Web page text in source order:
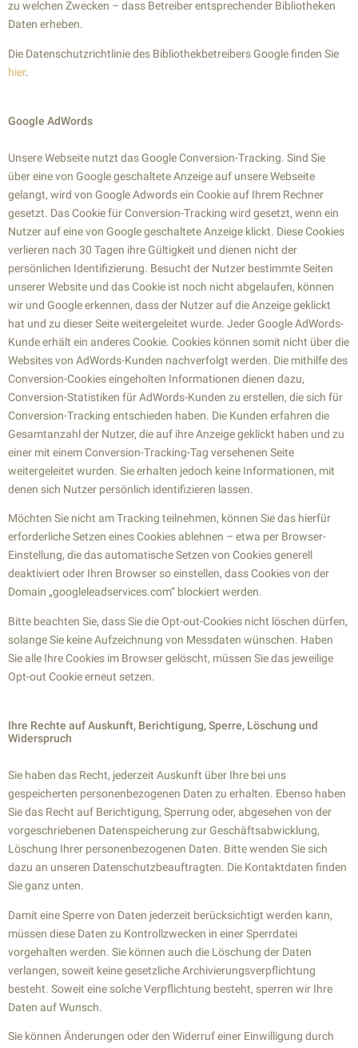
zu welchen Zwecken – dass Betreiber entsprechender Bibliotheken
Daten erheben.
Die Datenschutzrichtlinie des Bibliothekbetreibers Google finden Sie
hier.
Google AdWords
Unsere Webseite nutzt das Google Conversion-Tracking. Sind Sie
über eine von Google geschaltete Anzeige auf unsere Webseite
gelangt, wird von Google Adwords ein Cookie auf Ihrem Rechner
gesetzt. Das Cookie für Conversion-Tracking wird gesetzt, wenn ein
Nutzer auf eine von Google geschaltete Anzeige klickt. Diese Cookies
verlieren nach 30 Tagen ihre Gültigkeit und dienen nicht der
persönlichen Identifizierung. Besucht der Nutzer bestimmte Seiten
unserer Website und das Cookie ist noch nicht abgelaufen, können
wir und Google erkennen, dass der Nutzer auf die Anzeige geklickt
hat und zu dieser Seite weitergeleitet wurde. Jeder Google AdWords-
Kunde erhält ein anderes Cookie. Cookies können somit nicht über die
Websites von AdWords-Kunden nachverfolgt werden. Die mithilfe des
Conversion-Cookies eingeholten Informationen dienen dazu,
Conversion-Statistiken für AdWords-Kunden zu erstellen, die sich für
Conversion-Tracking entschieden haben. Die Kunden erfahren die
Gesamtanzahl der Nutzer, die auf ihre Anzeige geklickt haben und zu
einer mit einem Conversion-Tracking-Tag versehenen Seite
weitergeleitet wurden. Sie erhalten jedoch keine Informationen, mit
denen sich Nutzer persönlich identifizieren lassen.
Möchten Sie nicht am Tracking teilnehmen, können Sie das hierfür
erforderliche Setzen eines Cookies ablehnen – etwa per Browser-
Einstellung, die das automatische Setzen von Cookies generell
deaktiviert oder Ihren Browser so einstellen, dass Cookies von der
Domain „googleleadservices.com“ blockiert werden.
Bitte beachten Sie, dass Sie die Opt-out-Cookies nicht löschen dürfen,
solange Sie keine Aufzeichnung von Messdaten wünschen. Haben
Sie alle Ihre Cookies im Browser gelöscht, müssen Sie das jeweilige
Opt-out Cookie erneut setzen.
Ihre Rechte auf Auskunft, Berichtigung, Sperre, Löschung und
Widerspruch
Sie haben das Recht, jederzeit Auskunft über Ihre bei uns
gespeicherten personenbezogenen Daten zu erhalten. Ebenso haben
Sie das Recht auf Berichtigung, Sperrung oder, abgesehen von der
vorgeschriebenen Datenspeicherung zur Geschäftsabwicklung,
Löschung Ihrer personenbezogenen Daten. Bitte wenden Sie sich
dazu an unseren Datenschutzbeauftragten. Die Kontaktdaten finden
Sie ganz unten.
Damit eine Sperre von Daten jederzeit berücksichtigt werden kann,
müssen diese Daten zu Kontrollzwecken in einer Sperrdatei
vorgehalten werden. Sie können auch die Löschung der Daten
verlangen, soweit keine gesetzliche Archivierungsverpflichtung
besteht. Soweit eine solche Verpflichtung besteht, sperren wir Ihre
Daten auf Wunsch.
Sie können Änderungen oder den Widerruf einer Einwilligung durch